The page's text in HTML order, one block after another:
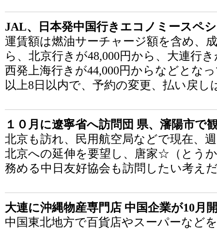
JAL、日本発中国行きエコノミースペ
運賃額は燃油サーチャージ額を含め、
ら、北京行きが48,000円から、大連行
西発上海行きが44,000円からなどとな
以上8日以内で、予約の変更、払い戻し
１０月に遼寧省へ訪問団 県、瀋陽市で
北京も訪れ、民用航空局などで現在、
北京への延伸を要望し、唐家☆（とう
務める中日友好協会も訪問したい考え
大連に沖縄物産専門店 中国企業が10月
中国東北地方で百貨店やスーパーなど